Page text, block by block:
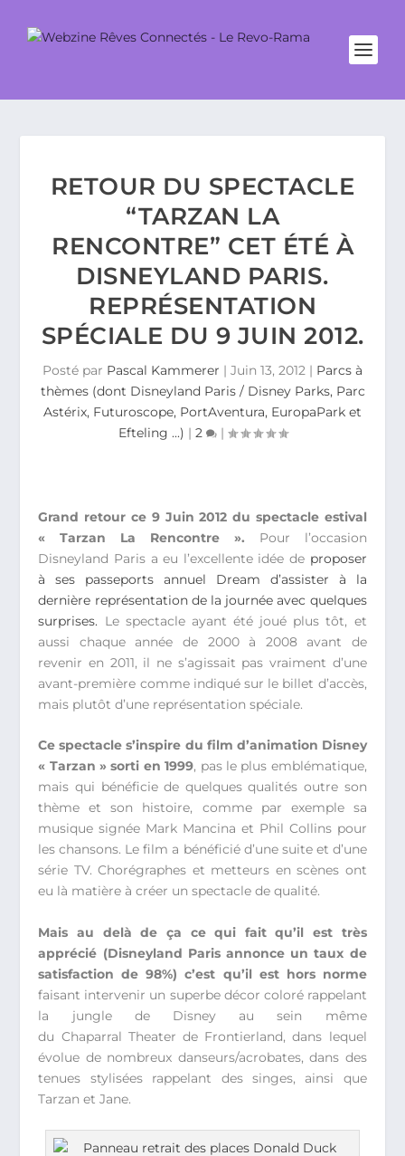
RETOUR DU SPECTACLE
“TARZAN LA
RENCONTRE” CET ÉTÉ À
DISNEYLAND PARIS.
REPRÉSENTATION
SPÉCIALE DU 9 JUIN 2012.
Posté par Pascal Kammerer | Juin 13, 2012 | Parcs à
thèmes (dont Disneyland Paris / Disney Parks, Parc
Astérix, Futuroscope, PortAventura, EuropaPark et
Efteling ...) | 2 |
Grand retour ce 9 Juin 2012 du spectacle estival
« Tarzan La Rencontre ». Pour l’occasion
Disneyland Paris a eu l’excellente idée de proposer
à ses passeports annuel Dream d’assister à la
dernière représentation de la journée avec quelques
surprises. Le spectacle ayant été joué plus tôt, et
aussi chaque année de 2000 à 2008 avant de
revenir en 2011, il ne s’agissait pas vraiment d’une
avant-première comme indiqué sur le billet d’accès,
mais plutôt d’une représentation spéciale.
Ce spectacle s’inspire du film d’animation Disney
« Tarzan » sorti en 1999, pas le plus emblématique,
mais qui bénéficie de quelques qualités outre son
thème et son histoire, comme par exemple sa
musique signée Mark Mancina et Phil Collins pour
les chansons. Le film a bénéficié d’une suite et d’une
série TV. Chorégraphes et metteurs en scènes ont
eu là matière à créer un spectacle de qualité.
Mais au delà de ça ce qui fait qu’il est très
apprécié (Disneyland Paris annonce un taux de
satisfaction de 98%) c’est qu’il est hors norme
faisant intervenir un superbe décor coloré rappelant
la jungle de Disney au sein même
du Chaparral Theater de Frontierland, dans lequel
évolue de nombreux danseurs/acrobates, dans des
tenues stylisées rappelant des singes, ainsi que
Tarzan et Jane.